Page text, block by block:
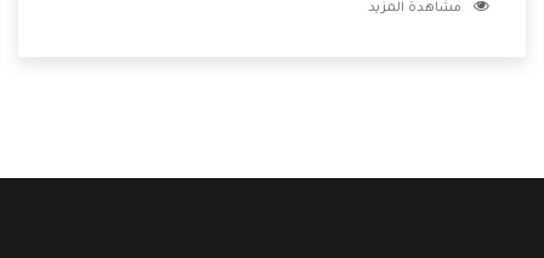
الشركة بها والتى تكون منها خدمة الصيانة التى تكون من أهم
مشاهدة المزيد